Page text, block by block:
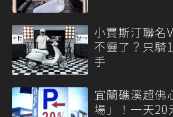
小賈斯汀聯名
不靈了？只騎
手
宜蘭礁溪超佛
場」！一天20